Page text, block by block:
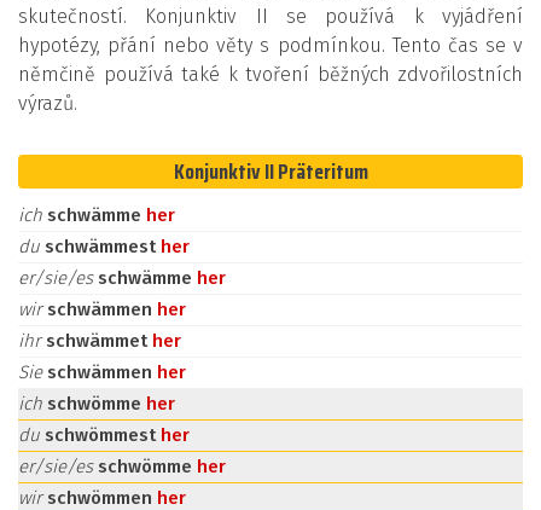
skutečností. Konjunktiv II se používá k vyjádření
hypotézy, přání nebo věty s podmínkou. Tento čas se v
němčině používá také k tvoření běžných zdvořilostních
výrazů.
Konjunktiv II Präteritum
ich schwämme her
du schwämmest her
er/sie/es schwämme her
wirschwämmen her
ihrschwämmet her
Sie schwämmen her
ich schwömme her
du schwömmest her
er/sie/es schwömme her
wirschwömmen her